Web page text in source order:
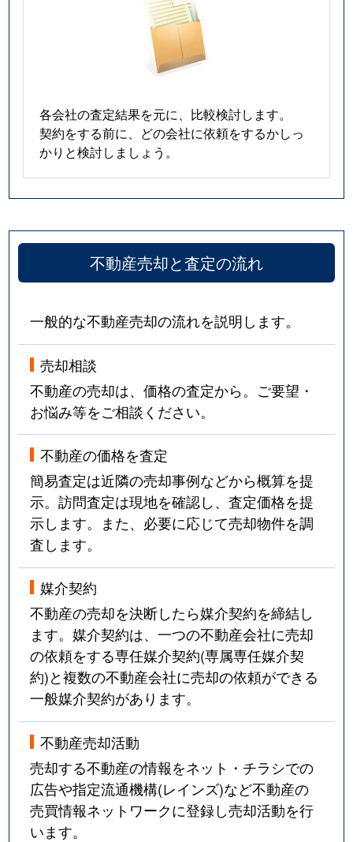
各会社の査定結果を元に、比較検討します。
契約をする前に、どの会社に依頼をするかしっ
かりと検討しましょう。
不動産売却と査定の流れ
一般的な不動産売却の流れを説明します。
売却相談
不動産の売却は、価格の査定から。ご要望・
お悩み等をご相談ください。
不動産の価格を査定
簡易査定は近隣の売却事例などから概算を提
示。訪問査定は現地を確認し、査定価格を提
示します。また、必要に応じて売却物件を調
査します。
媒介契約
不動産の売却を決断したら媒介契約を締結し
ます。媒介契約は、一つの不動産会社に売却
の依頼をする専任媒介契約(専属専任媒介契
約)と複数の不動産会社に売却の依頼ができる
一般媒介契約があります。
不動産売却活動
売却する不動産の情報をネット・チラシでの
広告や指定流通機構(レインズ)など不動産の
売買情報ネットワークに登録し売却活動を行
います。